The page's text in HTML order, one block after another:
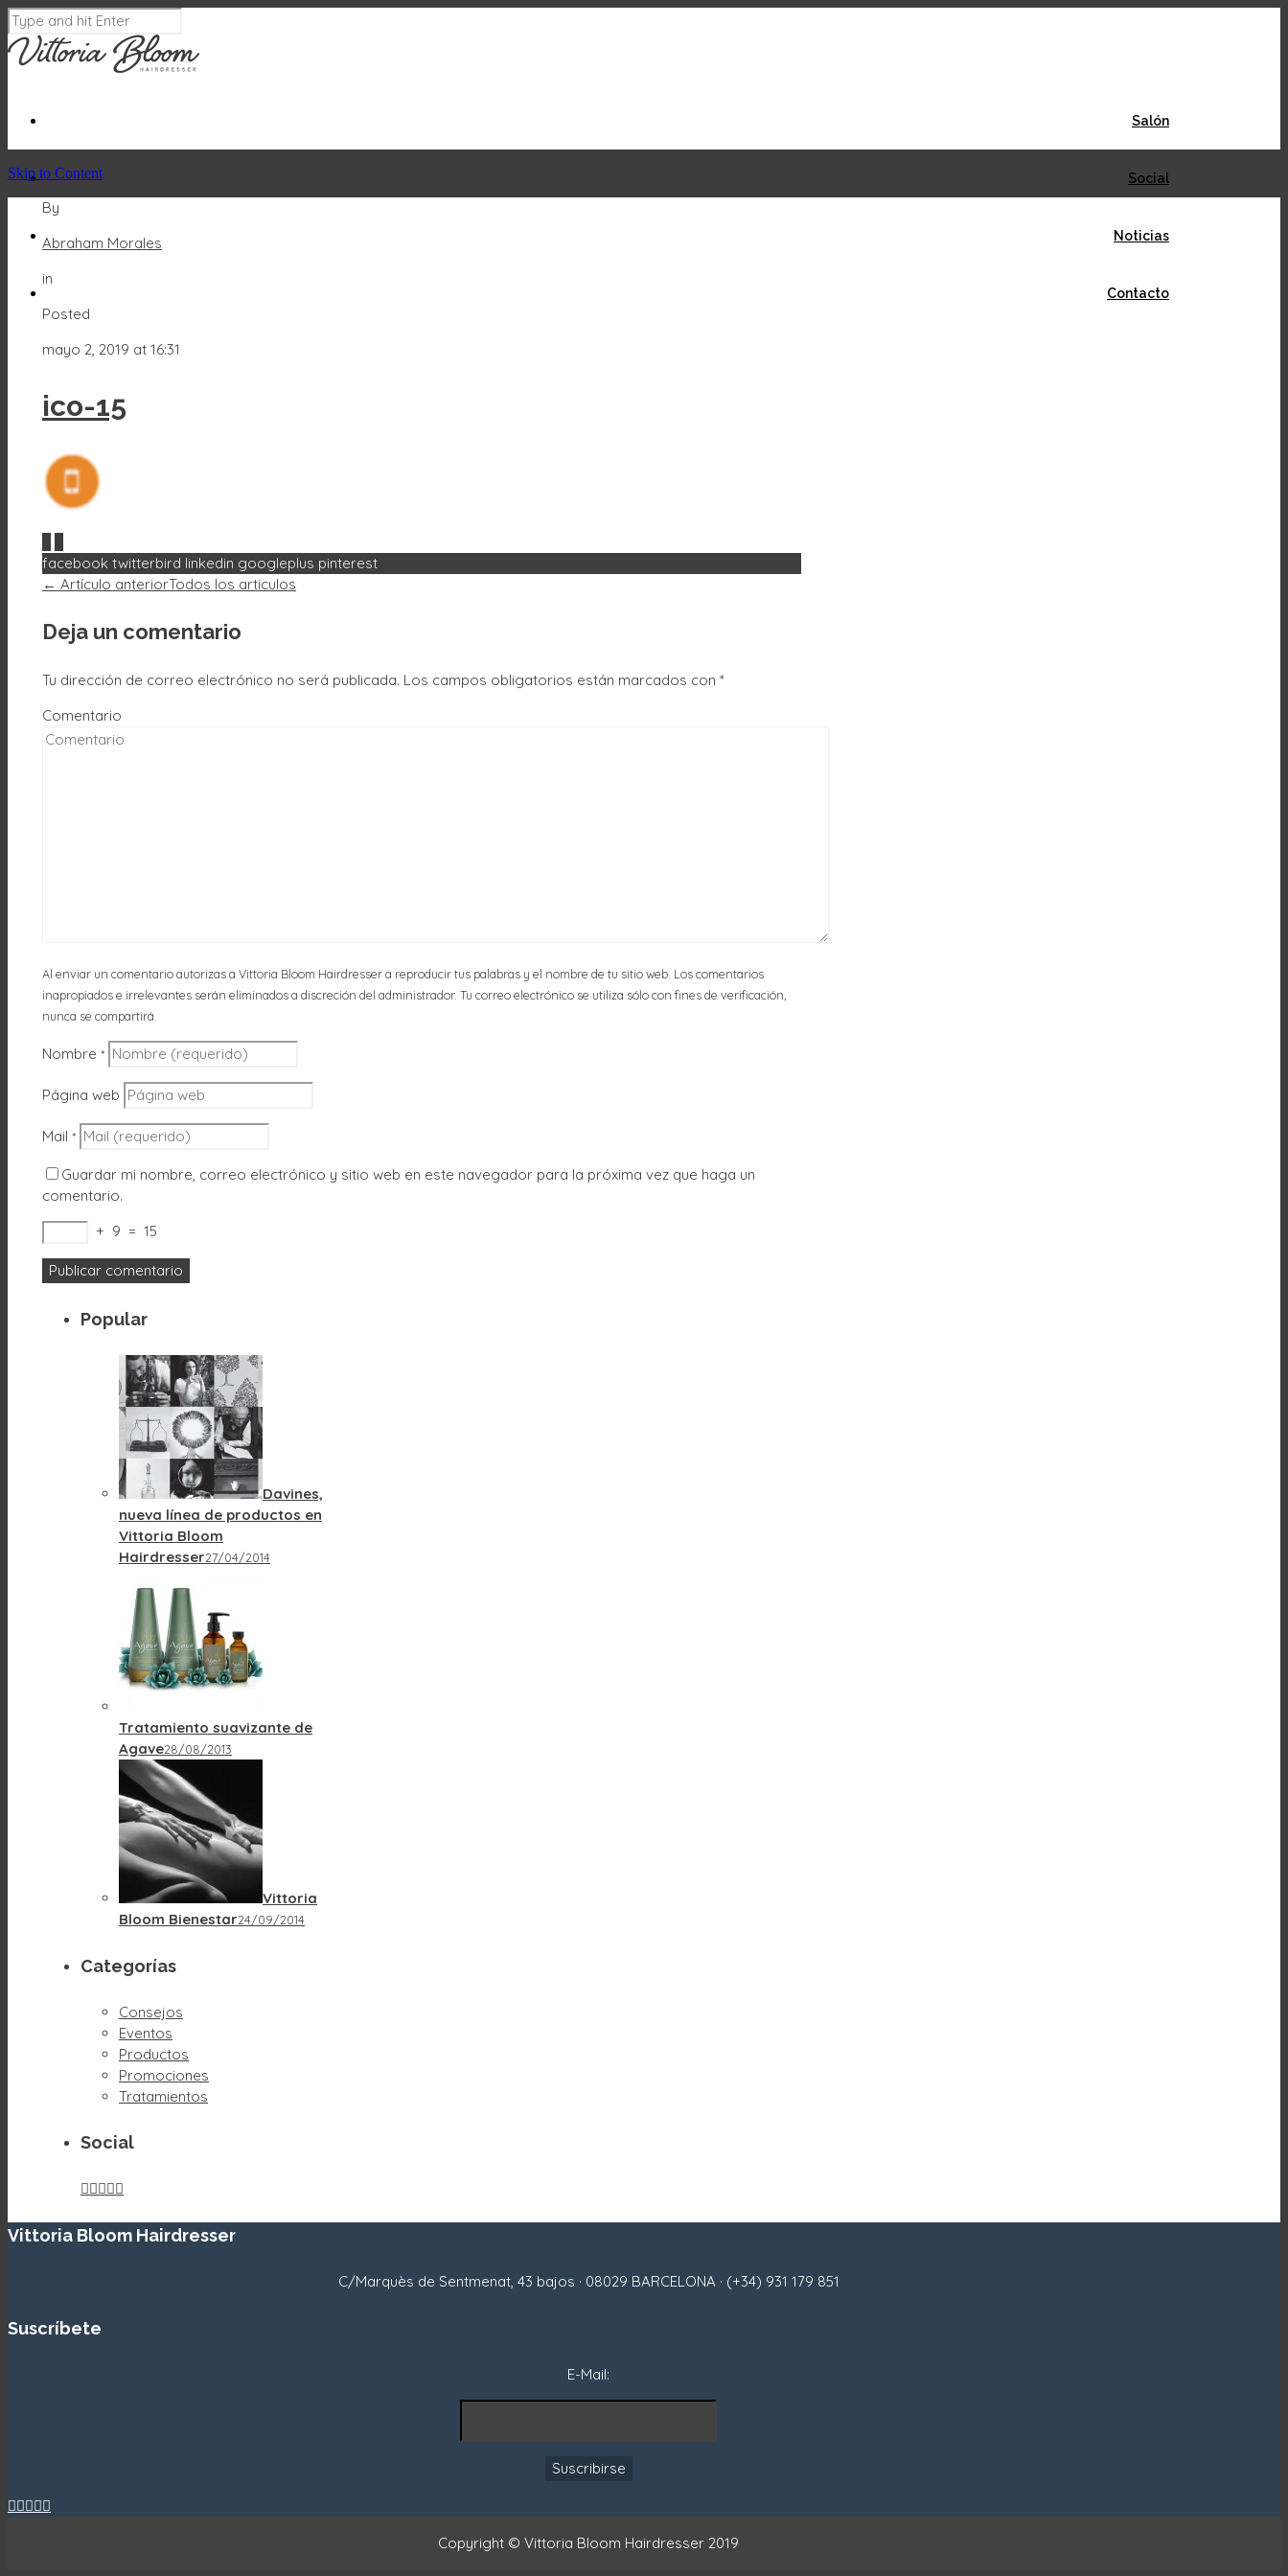
Salón
Social
Noticias
Contacto
Skip to Content
By
Abraham Morales
in
Posted
mayo 2, 2019 at 16:31
ico-15
facebook twitterbird linkedin googleplus pinterest
← Artículo anteriorTodos los articulos
Deja un comentario
Tu dirección de correo electrónico no será publicada. Los campos obligatorios están marcados con *
Comentario
Al enviar un comentario autorizas a Vittoria Bloom Hairdresser a reproducir tus palabras y el nombre de tu sitio web. Los comentarios
inapropiados e irrelevantes serán eliminados a discreción del administrador. Tu correo electrónico se utiliza sólo con fines de verificación,
nunca se compartirá.
Nombre *
Página web
Mail *
Guardar mi nombre, correo electrónico y sitio web en este navegador para la próxima vez que haga un
comentario.
+ 9 = 15
Popular
Davines,
nueva línea de productos en
Vittoria Bloom
Hairdresser27/04/2014
Tratamiento suavizante de
Agave28/08/2013
Vittoria
Bloom Bienestar24/09/2014
Categorías
Consejos
Eventos
Productos
Promociones
Tratamientos
Social

Vittoria Bloom Hairdresser
C/Marquès de Sentmenat, 43 bajos · 08029 BARCELONA · (+34) 931 179 851
Suscríbete
E-Mail:

Copyright © Vittoria Bloom Hairdresser 2019